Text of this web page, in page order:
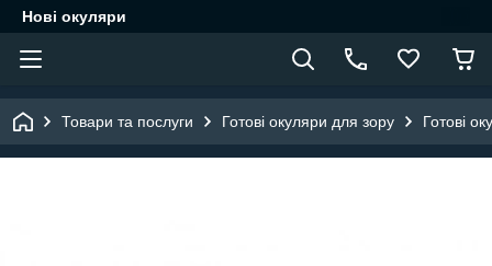
Нові окуляри
Товари та послуги Готові окуляри для зору Готові